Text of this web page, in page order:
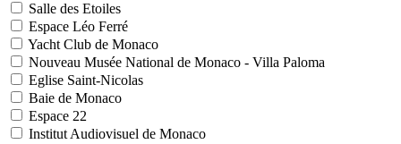
Salle des Etoiles
Espace Léo Ferré
Yacht Club de Monaco
Nouveau Musée National de Monaco - Villa Paloma
Eglise Saint-Nicolas
Baie de Monaco
Espace 22
Institut Audiovisuel de Monaco